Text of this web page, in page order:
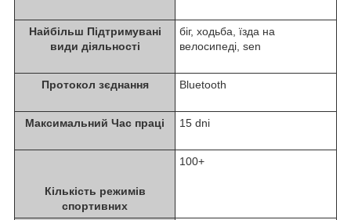
Найбільш Підтримувані
види діяльності
біг, ходьба, їзда на
велосипеді, sen
Протокол зєднання Bluetooth
Максимальний Час праці 15 dni
Кількість режимів
спортивних
100+